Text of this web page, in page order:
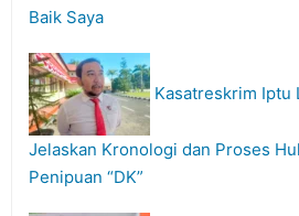
Baik Saya
Kasatreskrim Iptu
Jelaskan Kronologi dan Proses
Penipuan “DK”